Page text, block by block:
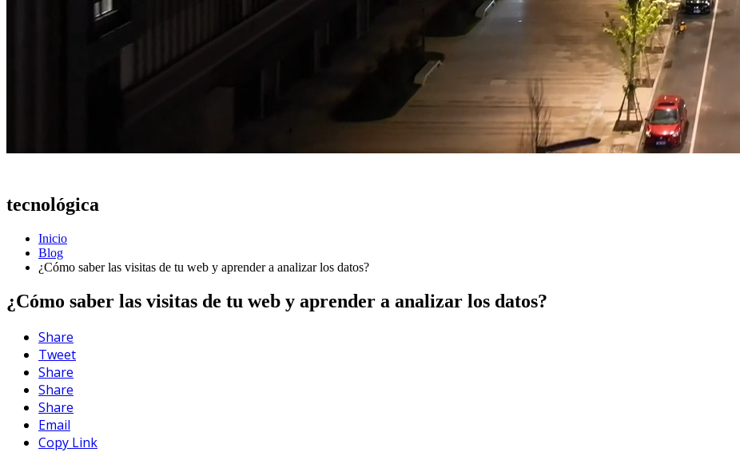
tecnológica
Inicio
Blog
¿Cómo saber las visitas de tu web y aprender a analizar los datos?
¿Cómo saber las visitas de tu web y aprender a analizar los datos?
Share
Tweet
Share
Share
Share
Email
Copy Link